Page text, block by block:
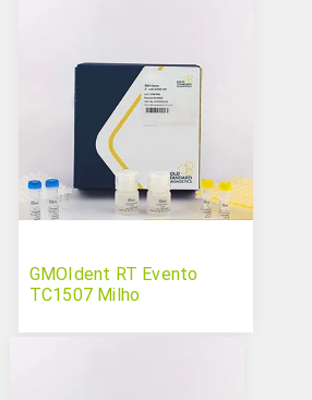
GMOIdent RT Evento
TC1507 Milho